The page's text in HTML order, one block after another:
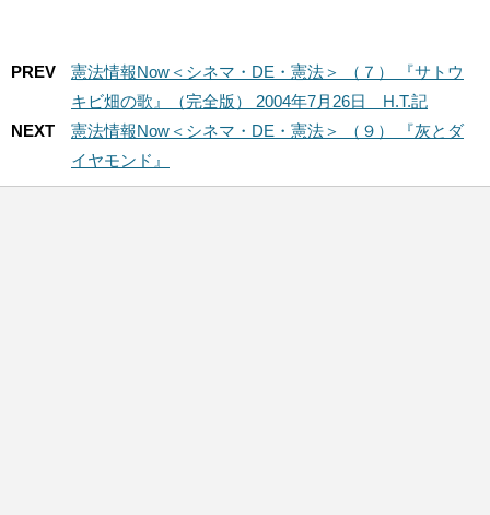
PREV
憲法情報Now＜シネマ・DE・憲法＞ （７） 『サトウ
キビ畑の歌』（完全版） 2004年7月26日 H.T.記
NEXT
憲法情報Now＜シネマ・DE・憲法＞ （９） 『灰とダ
イヤモンド』